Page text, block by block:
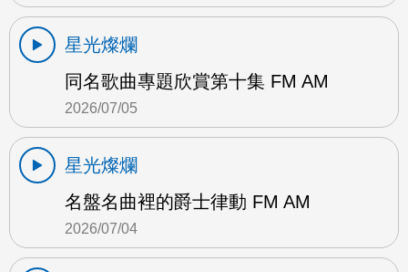
星光燦爛
同名歌曲專題欣賞第十集 FM AM
2026/07/05
星光燦爛
名盤名曲裡的爵士律動 FM AM
2026/07/04